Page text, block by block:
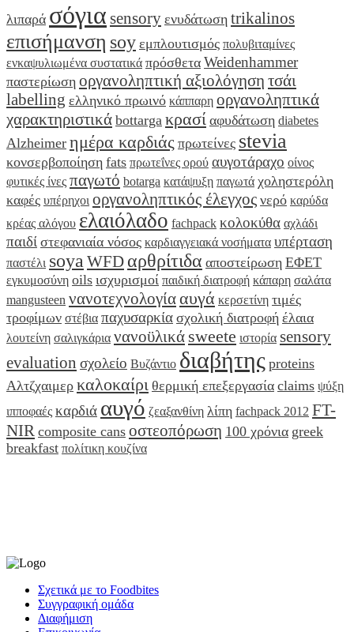
λιπαρά σόγια sensory ενυδάτωση trikalinos
επισήμανση soy εμπλουτισμός πολυβιταμίνες
ενκαψυλιωμένα συστατικά πρόσθετα Weidenhammer
παστερίωση οργανοληπτική αξιολόγηση τσάι
labelling ελληνικό πρωινό κάππαρη οργανοληπτικά
χαρακτηριστικά bottarga κρασί αφυδάτωση diabetes
Alzheimer ημέρα καρδιάς πρωτείνες stevia
κονσερβοποίηση fats πρωτεΐνες ορού αυγοτάραχο οίνος
φυτικές ίνες παγωτό botarga κατάψυξη παγωτά χοληστερόλη
καφές υπέρηχοι οργανοληπτικός έλεγχος νερό καρύδα
κρέας αλόγου ελαιόλαδο fachpack κολοκύθα αχλάδι
παιδί στεφανιαία νόσος καρδιαγγειακά νοσήματα υπέρταση
παστέλι soya WFD αρθρίτιδα αποστείρωση ΕΦΕΤ
εγκυμοσύνη oils ισχυρισμοί παιδική διατροφή κάπαρη σαλάτα
mangusteen νανοτεχνολογίααυγά κερσετίνη τιμές
τροφίμων στέβια παχυσαρκία σχολική διατροφή έλαια
λουτείνη σαλιγκάρια νανοϋλικά sweete ιστορία sensory
evaluation σχολείο Βυζάντιο διαβήτης proteins
Αλτζχαιμερ καλοκαίρι θερμική επεξεργασία claims ψύξη
ιπποφαές καρδιά αυγό ζεαξανθίνη λίπη fachpack 2012 FT-
NIR composite cans οστεοπόρωση 100 χρόνια greek
breakfast πολίτικη κουζίνα
Σχετικά με το Foodbites
Συγγραφική ομάδα
Διαφήμιση